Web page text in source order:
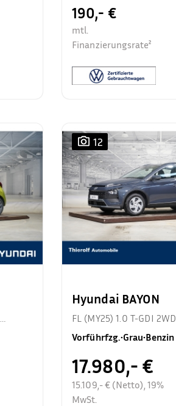
190,- €
mtl.
Finanzierungsrate²
12
Hyundai BAYON
FL (MY25) 1.0 T-GDI 2WD
Vorführfzg.•Grau•Benzin
17.980,- €
15.109,- € (Netto), 19%
MwSt.